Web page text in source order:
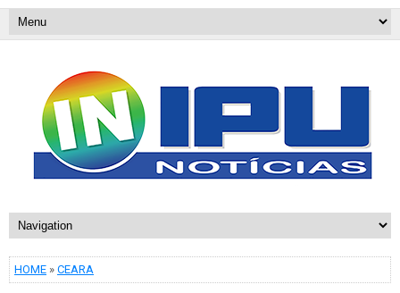
HOME » CEARA